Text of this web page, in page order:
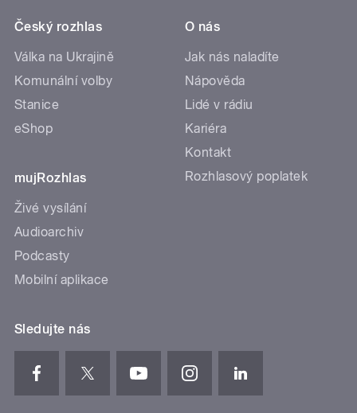
Český rozhlas
Válka na Ukrajině
Komunální volby
Stanice
eShop
mujRozhlas
Živé vysílání
Audioarchiv
Podcasty
Mobilní aplikace
O nás
Jak nás naladíte
Nápověda
Lidé v rádiu
Kariéra
Kontakt
Rozhlasový poplatek
Sledujte nás